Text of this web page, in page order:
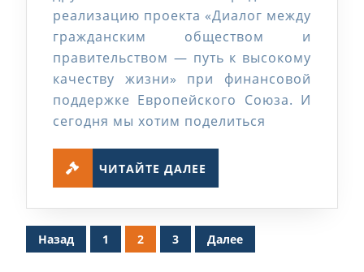
по
мнению
работников
реализацию проекта «Диалог между
гражданским обществом и
правительством — путь к высокому
качеству жизни» при финансовой
поддержке Европейского Союза. И
сегодня мы хотим поделиться
ЧИТАЙТЕ ДАЛЕЕ
Пагинация
записей
Назад 1 2 3 Далее